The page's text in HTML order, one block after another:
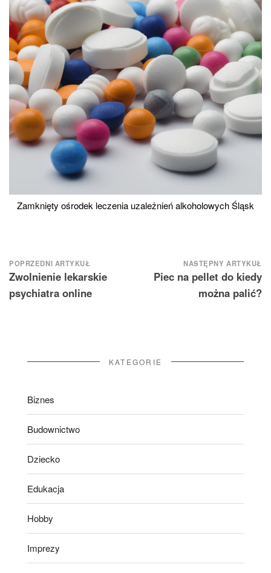
Zamknięty ośrodek leczenia uzależnień alkoholowych Śląsk
Nawigacja
wpisu
POPRZEDNI ARTYKUŁ
Zwolnienie lekarskie
psychiatra online
NASTĘPNY ARTYKUŁ
Piec na pellet do kiedy
można palić?
KATEGORIE
Biznes
Budownictwo
Dziecko
Edukacja
Hobby
Imprezy